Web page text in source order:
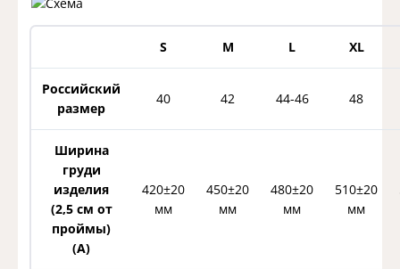
S M L XL
Российский
размер
40 42 44-46 48
Ширина
груди
изделия
(2,5 см от
проймы)
(A)
420±20
мм
450±20
мм
480±20
мм
510±20
мм